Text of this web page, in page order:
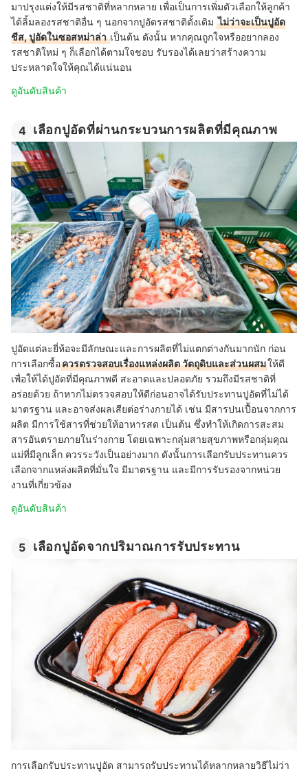
มาปรุงแต่งให้มีรสชาติที่หลากหลาย เพื่อเป็นการเพิ่มตัวเลือกให้ลูกค้า
ได้ลิ้มลองรสชาติอื่น ๆ นอกจากปูอัดรสชาติดั้งเดิม ไม่ว่าจะเป็นปูอัด
ชีส, ปูอัดในซอสหม่าล่าเป็นต้น ดังนั้น หากคุณถูกใจหรืออยากลอง
รสชาติใหม่ ๆ ก็เลือกได้ตามใจชอบ รับรองได้เลยว่าสร้างความ
ประหลาดใจให้คุณได้แน่นอน
ดูอันดับสินค้า
4 เลือกปูอัดที่ผ่านกระบวนการผลิตที่มีคุณภาพ
ปูอัดแต่ละยี่ห้อจะมีลักษณะและการผลิตที่ไม่แตกต่างกันมากนัก ก่อน
การเลือกซื้อควรตรวจสอบเรื่องแหล่งผลิต วัตถุดิบและส่วนผสมให้ดี
เพื่อให้ได้ปูอัดที่มีคุณภาพดี สะอาดและปลอดภัย รวมถึงมีรสชาติที่
อร่อยด้วย ถ้าหากไม่ตรวจสอบให้ดีก่อนอาจได้รับประทานปูอัดที่ไม่ได้
มาตรฐาน และอาจส่งผลเสียต่อร่างกายได้ เช่น มีสารปนเปื้อนจากการ
ผลิต มีการใช้สารที่ช่วยให้อาหารสด เป็นต้น ซึ่งทำให้เกิดการสะสม
สารอันตรายภายในร่างกาย โดยเฉพาะกลุ่มสายสุขภาพหรือกลุ่มคุณ
แม่ที่มีลูกเล็ก ควรระวังเป็นอย่างมาก ดังนั้นการเลือกรับประทานควร
เลือกจากแหล่งผลิตที่มั่นใจ มีมาตรฐาน และมีการรับรองจากหน่วย
งานที่เกี่ยวข้อง
ดูอันดับสินค้า
5 เลือกปูอัดจากปริมาณการรับประทาน
การเลือกรับประทานปูอัด สามารถรับประทานได้หลากหลายวิธีไม่ว่า